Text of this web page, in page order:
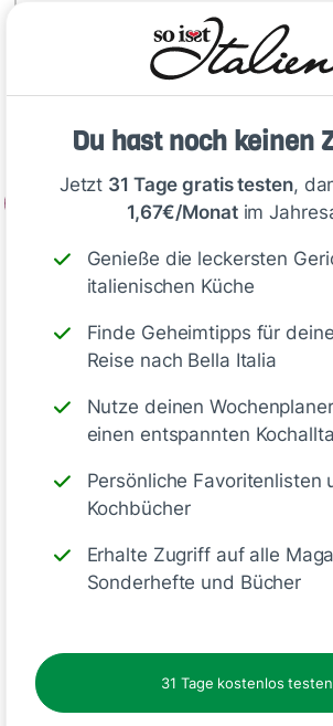
Du hast noch keinen
Jetzt 31 Tage gratis testen,
1,67€/Monatim
Genieße die leckersten
italienischen Küche
Finde Geheimtipps für
Reise nach Bella Italia
Nutze deinen
einen entspannten
Persönliche Favoritenlisten
Kochbücher
Erhalte Zugriff auf alle
Sonderhefte und Bücher
31 Tage kostenlos testen
Mehl, Butter, Zucker,
Salz in einer Rührschüssel zu
Teig verkneten. Diesen zu einer
in Frischhaltefolie gewickelt ca.
kalt stellen.
Deine Notizen
Kommentare(1)